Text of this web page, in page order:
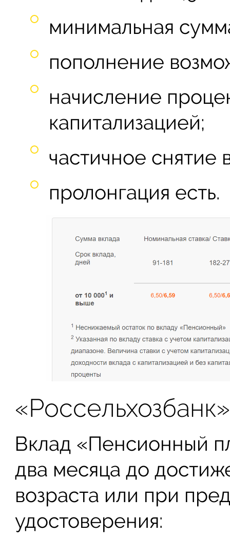
минимальная
пополнение
начисление
капитализацией;
частичное снятие
пролонгация есть.
«Россельхозбанк»
Вклад «Пенсионный
два месяца до
возраста или при
удостоверения: